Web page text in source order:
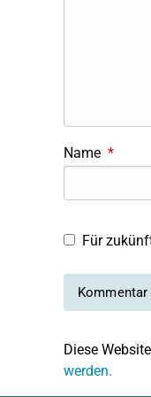
Name *
Für
Diese
werden.